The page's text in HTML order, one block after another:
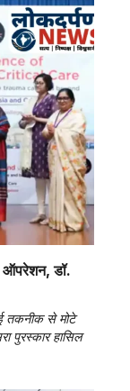
ऑपरेशन, डॉ.
तकनीक से मोटे
पुरस्कार हासिल